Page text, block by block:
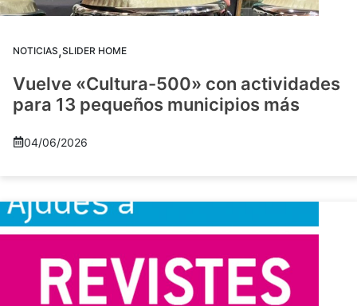
NOTICIAS,SLIDER HOME
Vuelve «Cultura-500» con actividades
para 13 pequeños municipios más
04/06/2026